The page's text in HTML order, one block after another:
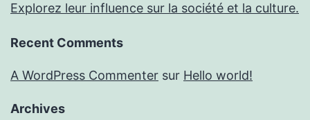
Explorez leur influence sur la société et la culture.
Recent Comments
A WordPress Commenter sur Hello world!
Archives